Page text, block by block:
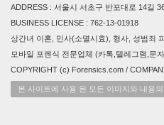
ADDRESS : 서울시 서초구 반포대로 14길
BUSINESS LICENSE : 762-13-01918
상간녀 이혼, 민사(소멸시효), 형사, 성범죄
모바일 포렌식 전문업체 (카톡,텔레그램,문
COPYRIGHT (c) Forensics.com /
본 사이트에 사용 된 모든 이미지와 내용